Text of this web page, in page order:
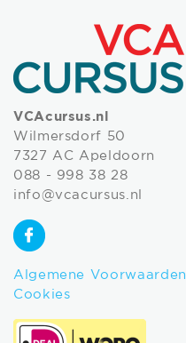
VCAcursus.nl
Wilmersdorf 50
7327 AC Apeldoorn
088 - 998 38 28
info@vcacursus.nl
Algemene Voorwaarden
Cookies